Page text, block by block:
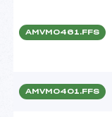
AMVM0461.FFS
AMVM0401.FFS